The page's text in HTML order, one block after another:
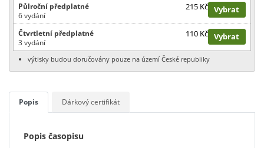
Půlroční předplatné
6 vydání
215 Kč Vybrat
Čtvrtletní předplatné
3 vydání
110 Kč Vybrat
výtisky budou doručovány pouze na území České republiky
Popis Dárkový certifikát
Popis časopisu